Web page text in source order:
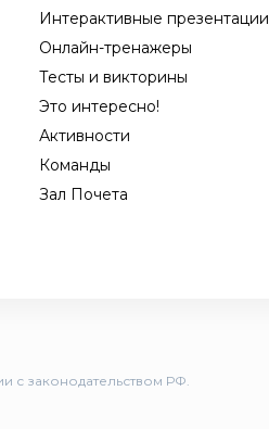
Интерактивные презентации
Онлайн-тренажеры
Тесты и викторины
Это интересно!
Активности
Команды
Зал Почета
с законодательством РФ.